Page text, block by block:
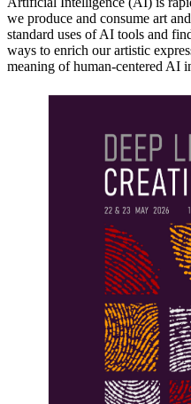
we produce and consume art
standard uses of AI tools and
ways to enrich our artistic
meaning of human-centered AI